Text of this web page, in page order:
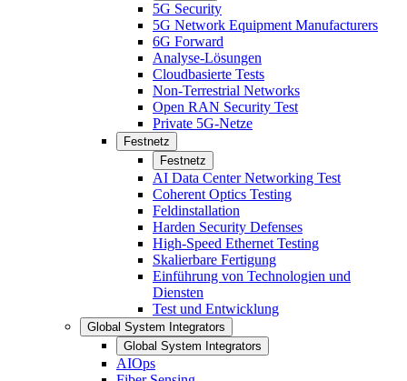
5G Security
5G Network Equipment Manufacturers
6G Forward
Analyse-Lösungen
Cloudbasierte Tests
Non-Terrestrial Networks
Open RAN Security Test
Private 5G-Netze
Festnetz
Festnetz
AI Data Center Networking Test
Coherent Optics Testing
Feldinstallation
Harden Security Defenses
High-Speed Ethernet Testing
Skalierbare Fertigung
Einführung von Technologien und
Diensten
Test und Entwicklung
Global System Integrators
Global System Integrators
AIOps